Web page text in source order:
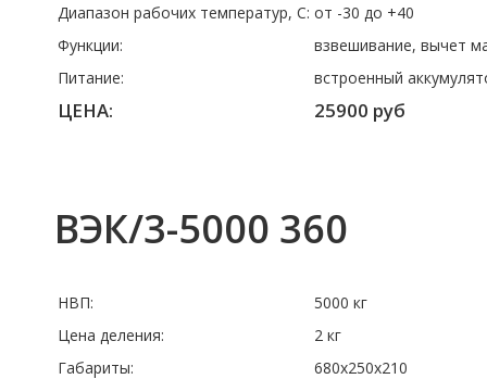
Диапазон рабочих температур, C: от -30 до +40
Функции:
взвешивание, вычет
Питание:
встроенный
ЦЕНА: 25900 руб
ВЭК/3-5000 360
НВП:
5000 кг
Цена деления:
2 кг
Габариты:
680x250x210